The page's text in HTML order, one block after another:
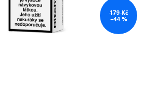
179 Kč
–44 %